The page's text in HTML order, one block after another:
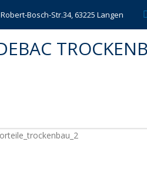
Robert-Bosch-Str.34, 63225 Langen